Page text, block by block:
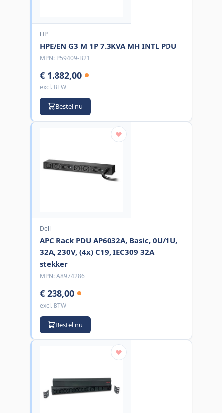
HP
HPE/EN G3 M 1P 7.3KVA MH INTL PDU
MPN: P59409-B21
€ 1.882,00
excl. BTW
Bestel nu
Dell
APC Rack PDU AP6032A, Basic, 0U/1U,
32A, 230V, (4x) C19, IEC309 32A
stekker
MPN: A8974286
€ 238,00
excl. BTW
Bestel nu